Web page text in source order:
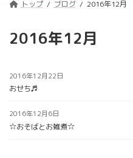
トップ ブログ 2016年12月
2016年12月
2016年12月22日
おせち♬
2016年12月6日
☆おそばとお雑煮☆